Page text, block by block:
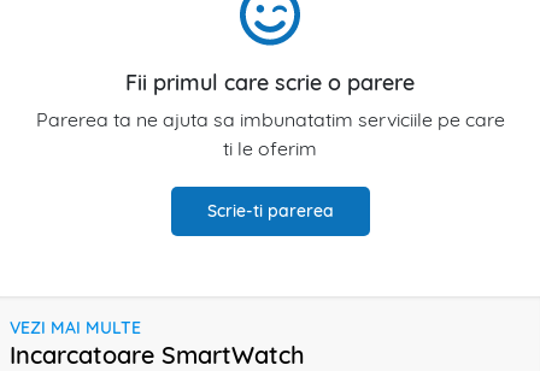
Fii primul care scrie o parere
Parerea ta ne ajuta sa imbunatatim serviciile pe care
ti le oferim
Scrie-ti parerea
VEZI MAI MULTE
Incarcatoare SmartWatch